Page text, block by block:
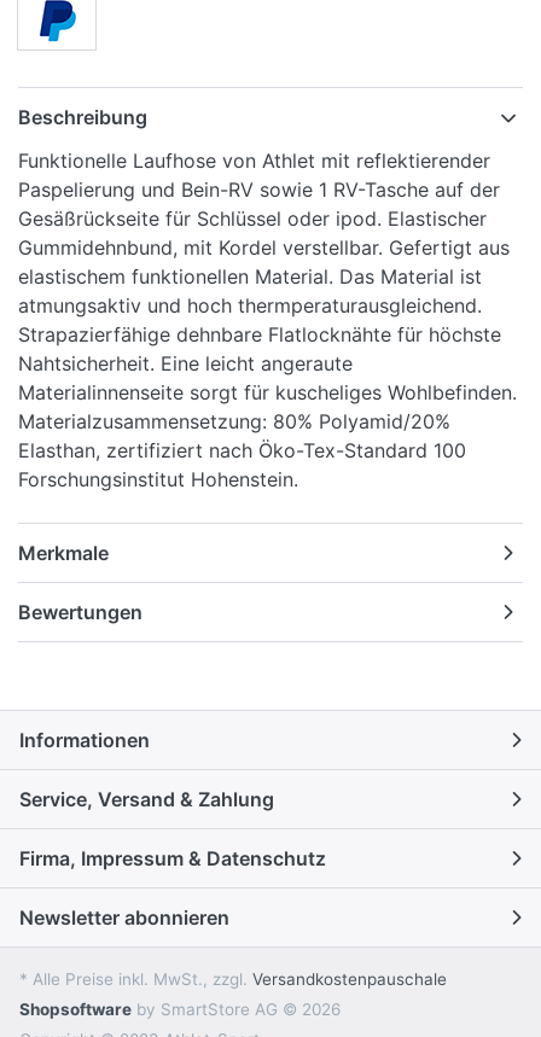
Beschreibung
Funktionelle Laufhose von Athlet mit reflektierender
Paspelierung und Bein-RV sowie 1 RV-Tasche auf der
Gesäßrückseite für Schlüssel oder ipod. Elastischer
Gummidehnbund, mit Kordel verstellbar. Gefertigt aus
elastischem funktionellen Material. Das Material ist
atmungsaktiv und hoch thermperaturausgleichend.
Strapazierfähige dehnbare Flatlocknähte für höchste
Nahtsicherheit. Eine leicht angeraute
Materialinnenseite sorgt für kuscheliges Wohlbefinden.
Materialzusammensetzung: 80% Polyamid/20%
Elasthan, zertifiziert nach Öko-Tex-Standard 100
Forschungsinstitut Hohenstein.
Merkmale
Bewertungen
Informationen
Service, Versand & Zahlung
Firma, Impressum & Datenschutz
Newsletter abonnieren
* Alle Preise inkl. MwSt., zzgl. Versandkostenpauschale
Shopsoftware by SmartStore AG © 2026